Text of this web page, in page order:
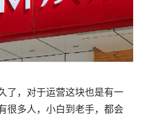
了，对于运营这块也是有一
很多人，小白到老手，都会